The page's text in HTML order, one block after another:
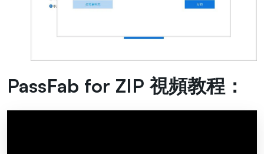
PassFab for ZIP 視頻教程：